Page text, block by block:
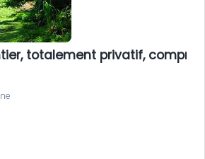
totalement privatif,